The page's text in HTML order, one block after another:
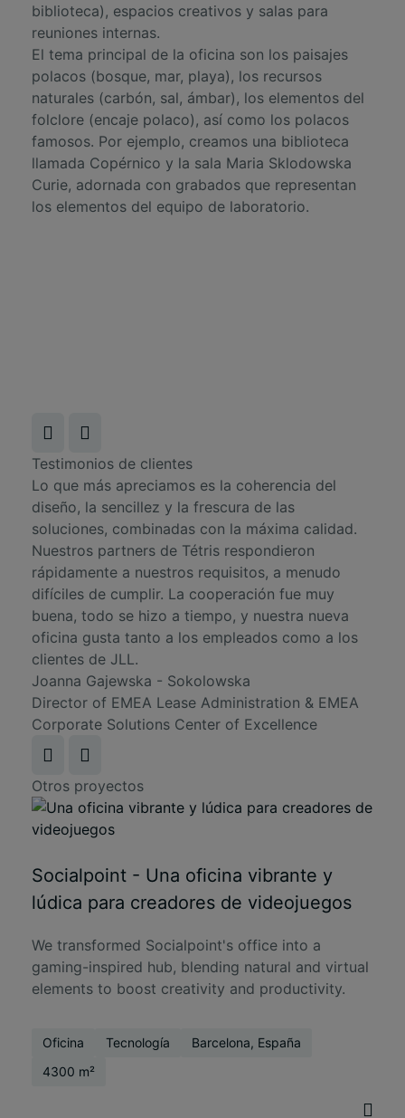
biblioteca), espacios creativos y salas para
reuniones internas.
El tema principal de la oficina son los paisajes
polacos (bosque, mar, playa), los recursos
naturales (carbón, sal, ámbar), los elementos del
folclore (encaje polaco), así como los polacos
famosos. Por ejemplo, creamos una biblioteca
llamada Copérnico y la sala Maria Sklodowska
Curie, adornada con grabados que representan
los elementos del equipo de laboratorio.
Testimonios de clientes
Lo que más apreciamos es la coherencia del
diseño, la sencillez y la frescura de las
soluciones, combinadas con la máxima calidad.
Nuestros partners de Tétris respondieron
rápidamente a nuestros requisitos, a menudo
difíciles de cumplir. La cooperación fue muy
buena, todo se hizo a tiempo, y nuestra nueva
oficina gusta tanto a los empleados como a los
clientes de JLL.
Joanna Gajewska - Sokolowska
Director of EMEA Lease Administration & EMEA
Corporate Solutions Center of Excellence
Otros proyectos
Socialpoint - Una oficina vibrante y
lúdica para creadores de videojuegos
We transformed Socialpoint's office into a
gaming-inspired hub, blending natural and virtual
elements to boost creativity and productivity.
Oficina Tecnología
Barcelona, España
4300 m²